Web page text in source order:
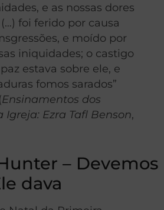
e as nossas dores
foi ferido por causa
e moído por
iniquidades; o castigo
estava sobre ele, e
fomos sarados”
Ensinamentos dos
Igreja: Ezra Tafl Benson,
– Devemos
dava